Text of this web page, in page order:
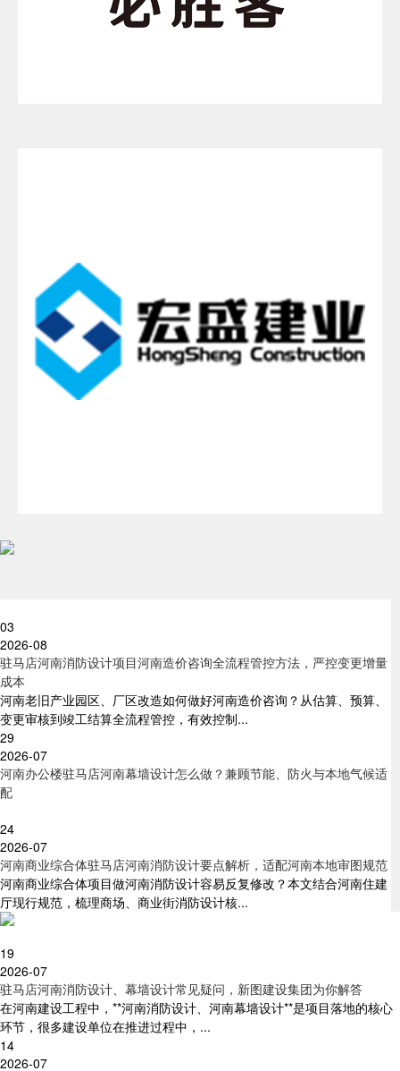
03
2026-08
驻马店河南消防设计项目河南造价咨询全流程管控方法，严控变更增量
成本
河南老旧产业园区、厂区改造如何做好河南造价咨询？从估算、预算、
变更审核到竣工结算全流程管控，有效控制...
29
2026-07
河南办公楼驻马店河南幕墙设计怎么做？兼顾节能、防火与本地气候适
配
24
2026-07
河南商业综合体驻马店河南消防设计要点解析，适配河南本地审图规范
河南商业综合体项目做河南消防设计容易反复修改？本文结合河南住建
厅现行规范，梳理商场、商业街消防设计核...
19
2026-07
驻马店河南消防设计、幕墙设计常见疑问，新图建设集团为你解答
在河南建设工程中，**河南消防设计、河南幕墙设计**是项目落地的核心
环节，很多建设单位在推进过程中，...
14
2026-07